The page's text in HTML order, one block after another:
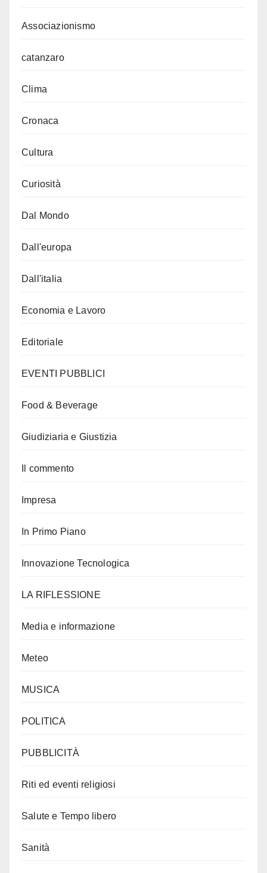
Associazionismo
catanzaro
Clima
Cronaca
Cultura
Curiosità
Dal Mondo
Dall'europa
Dall'italia
Economia e Lavoro
Editoriale
EVENTI PUBBLICI
Food & Beverage
Giudiziaria e Giustizia
Il commento
Impresa
In Primo Piano
Innovazione Tecnologica
LA RIFLESSIONE
Media e informazione
Meteo
MUSICA
POLITICA
PUBBLICITÀ
Riti ed eventi religiosi
Salute e Tempo libero
Sanità